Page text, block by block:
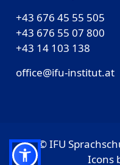
+43 676 45 55 505
+43 676 55 07 800
‎+43 14 103 138
office@ifu-institut.at
© IFU
Icons